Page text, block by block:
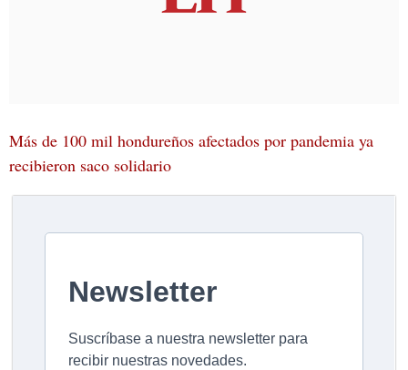
Más de 100 mil hondureños afectados por pandemia ya
recibieron saco solidario